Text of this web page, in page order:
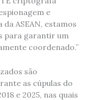
e
da ASEAN, estamos
para garantir um
coordenado.”
são
as cúpulas do
e 2025, nas quais